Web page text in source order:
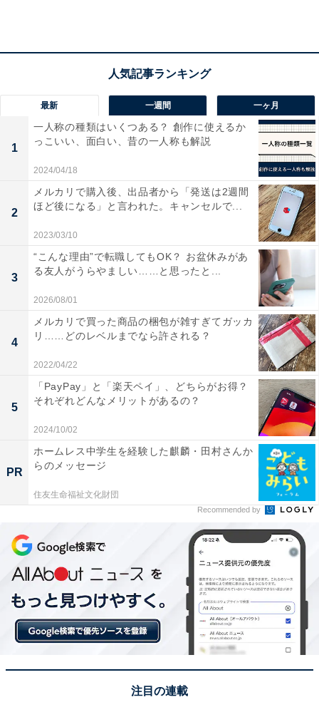
ことができるのはInsta360になる。
THETAもバージョンアップを重ねてスペックも改善され
てきた。またInsta360のように複数のメーカーからも機
種が出ることで選択肢も増えてきて、まさにこれから
360度カメラがアクションカメラの一角を担うカメラに
なってきているようだ。
360度カメラは使い方を工夫することでオリジナル性が
高い画像や動画を撮ることができる。これからいろんな
場面で使っていきたいカメラだ。
くるくる回して見る画像が楽しい
360度カメラは、2つの魚眼レンズで撮影した画像を自動
処理することでひとつの球体画像にするもの。撮影した
写真は、スマホまたはPCにて専用アプリを使って閲覧す
最新 一週間 一ヶ月
1
一人称の種類はいくつある？ 創作に使えるか
っこいい、面白い、昔の一人称も解説
2024/04/18
2
メルカリで購入後、出品者から「発送は2週間
ほど後になる」と言われた。キャンセルで...
2023/03/10
3
“こんな理由”で転職してもOK？ お盆休みがあ
る友人がうらやましい……と思ったと...
2026/08/01
4
メルカリで買った商品の梱包が雑すぎてガッカ
リ……どのレベルまでなら許される？
2022/04/22
5
「PayPay」と「楽天ペイ」、どちらがお得？
それぞれどんなメリットがあるの？
2024/10/02
PR
ホームレス中学生を経験した麒麟・田村さんか
らのメッセージ
住友生命福祉文化財団
Recommended by
注目の連載